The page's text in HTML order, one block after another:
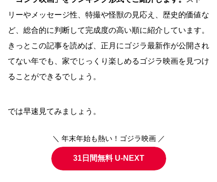
リーやメッセージ性、特撮や怪獣の見応え、歴史的価値な
ど、総合的に判断して完成度の高い順に紹介しています。
きっとこの記事を読めば、正月にゴジラ最新作が公開され
てない年でも、家でじっくり楽しめるゴジラ映画を見つけ
ることができるでしょう。
では早速見てみましょう。
＼ 年末年始も熱い！ゴジラ映画 ／
31日間無料 U-NEXT